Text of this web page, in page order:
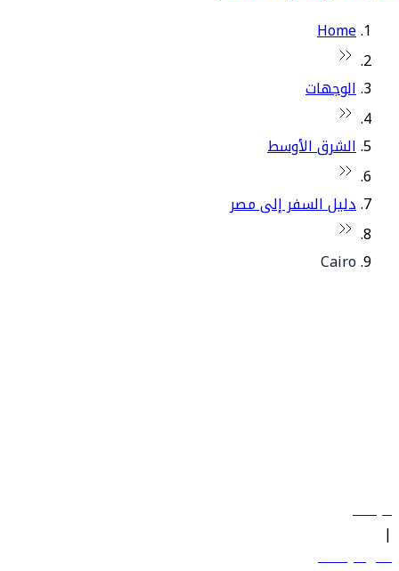
Home
الوجهات
الشرق الأوسط
دليل السفر إلى مصر
Cairo
سياساتنا
|
الشروط والأحكام